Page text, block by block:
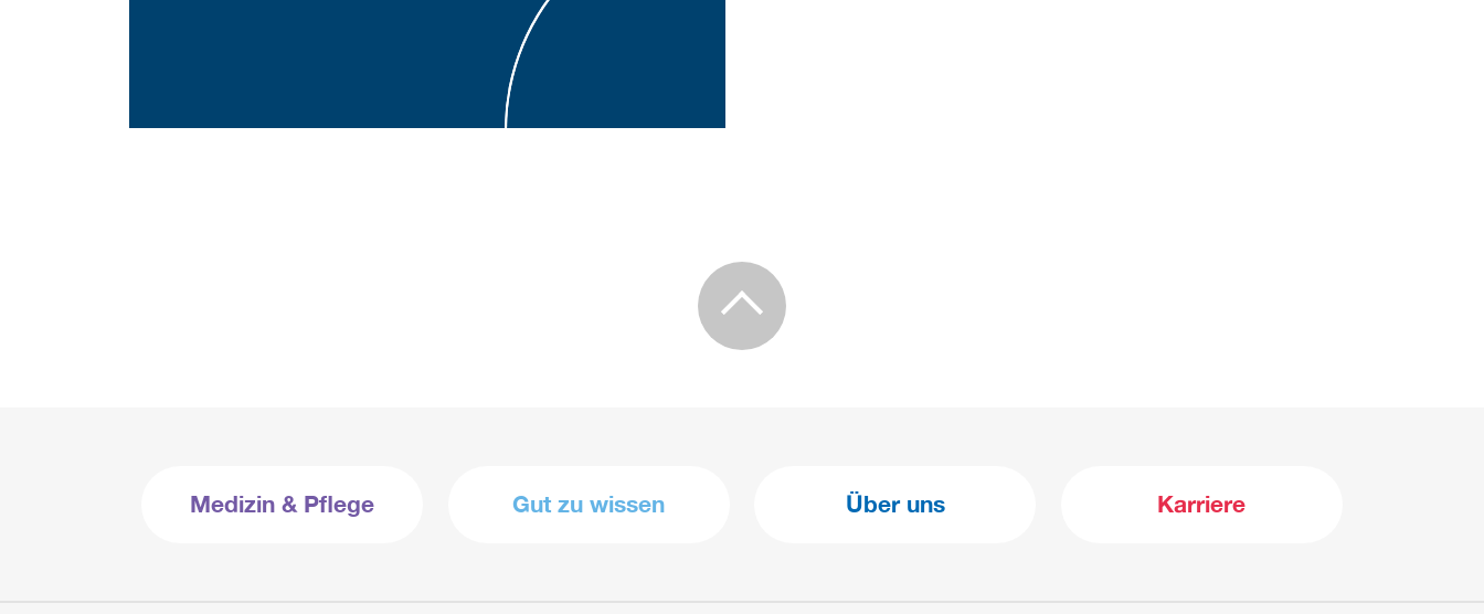
Medizin & Pflege Gut zu wissen Über uns Karriere